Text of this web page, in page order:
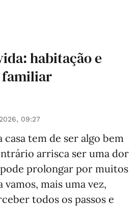
habitação e
familiar
09:27
tem de ser algo bem
arrisca ser uma dor
prolongar por muitos
vamos, mais uma vez,
todos os passos e